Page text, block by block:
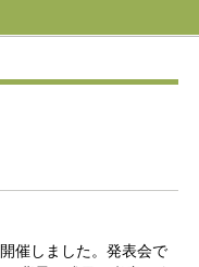
催しました。発表会で